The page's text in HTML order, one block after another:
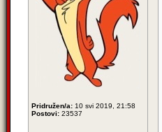
Pridružen/a: 10 svi 2019, 21:58
Postovi: 23537